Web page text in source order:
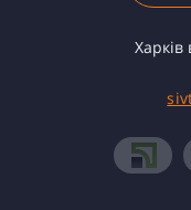
Харків